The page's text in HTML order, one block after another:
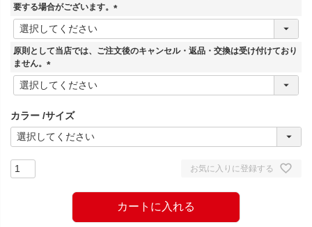
要する場合がございます。
(
須
原則として当店では、ご注文後のキャンセル・返品・交換は受け付けており
ません。
(
必
)
カラー サイズ
お気に入りに登録する
カートに入れる